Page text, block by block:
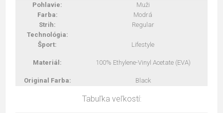
Pohlavie:
Muži
Farba:
Modrá
Strih:
Regular
Technológia:
Šport:
Lifestyle
Materiál: 100% Ethylene-Vinyl Acetate (EVA)
Original Farba: Black
Tabuľka veľkostí: